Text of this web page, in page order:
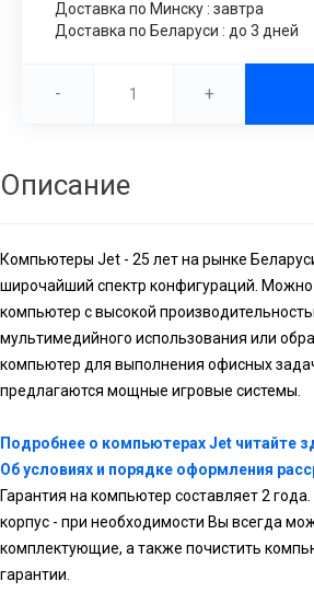
Доставка по Минску : завтра
Доставка по Беларуси : до 3 дней
- +
Описание
Компьютеры Jet - 25 лет на рынке
широчайший спектр конфигураций. Можно
компьютер с высокой
мультимедийного использования или
компьютер для выполнения офисных
предлагаются мощные игровые системы.
Подробнее о компьютерах Jet читайте
Об условиях и порядке оформления
Гарантия на компьютер составляет 2
корпус - при необходимости Вы всегда
комплектующие, а также почистить
гарантии.